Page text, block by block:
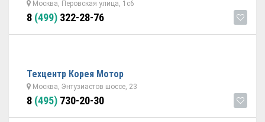
Москва, Перовская улица, 1с6
8 (499) 322-28-76
Техцентр Корея Мотор
Москва, Энтузиастов шоссе, 23
8 (495) 730-20-30